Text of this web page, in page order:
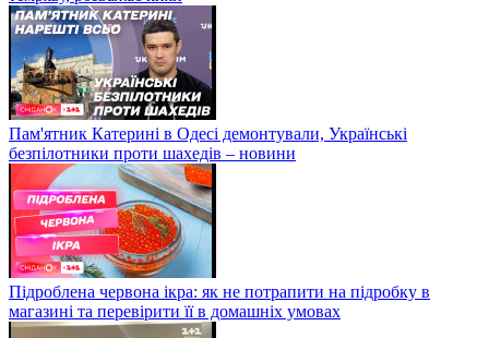
Пам'ятник Катерині в Одесі демонтували, Українські
безпілотники проти шахедів – новини
Підроблена червона ікра: як не потрапити на підробку в
магазині та перевірити її в домашніх умовах